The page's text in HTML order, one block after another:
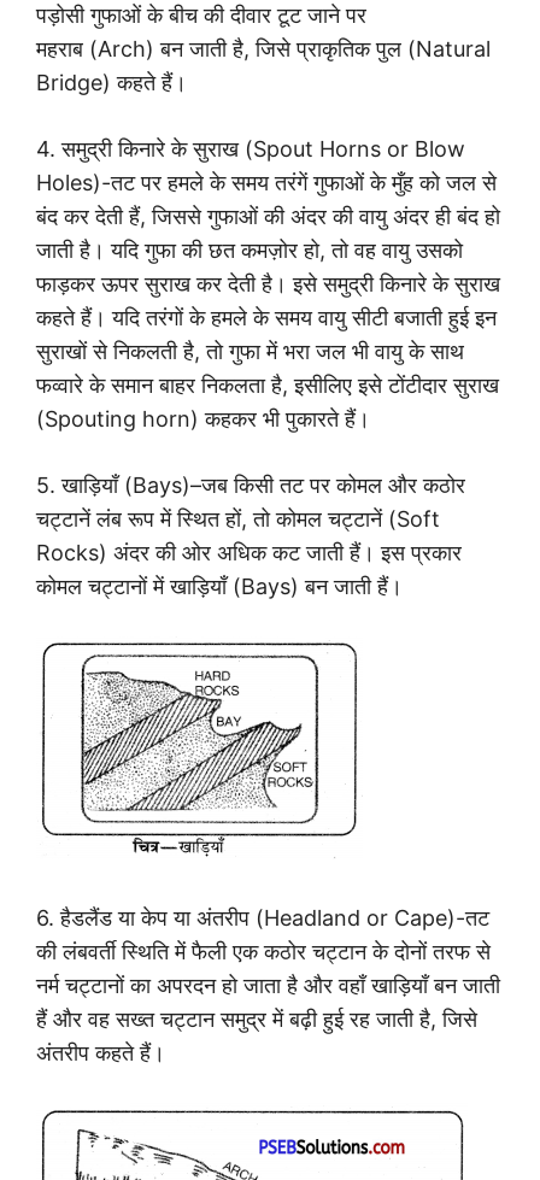
पड़ोसी गुफाओं के बीच की दीवार टूट जाने पर
महराब (Arch) बन जाती है, जिसे प्राकृतिक पुल (Natural
Bridge) कहते हैं।
4. समुद्री किनारे के सुराख (Spout Horns or Blow
Holes)-तट पर हमले के समय तरंगें गुफाओं के मुँह को जल से
बंद कर देती हैं, जिससे गुफाओं की अंदर की वायु अंदर ही बंद हो
जाती है। यदि गुफा की छत कमज़ोर हो, तो वह वायु उसको
फाड़कर ऊपर सुराख कर देती है। इसे समुद्री किनारे के सुराख
कहते हैं। यदि तरंगों के हमले के समय वायु सीटी बजाती हुई इन
सुराखों से निकलती है, तो गुफा में भरा जल भी वायु के साथ
फव्वारे के समान बाहर निकलता है, इसीलिए इसे टोंटीदार सुराख
(Spouting horn) कहकर भी पुकारते हैं।
5. खाड़ियाँ (Bays)–जब किसी तट पर कोमल और कठोर
चट्टानें लंब रूप में स्थित हों, तो कोमल चट्टानें (Soft
Rocks) अंदर की ओर अधिक कट जाती हैं। इस प्रकार
कोमल चट्टानों में खाड़ियाँ (Bays) बन जाती हैं।
6. हैडलैंड या केप या अंतरीप (Headland or Cape)-तट
की लंबवर्ती स्थिति में फैली एक कठोर चट्टान के दोनों तरफ से
नर्म चट्टानों का अपरदन हो जाता है और वहाँ खाड़ियाँ बन जाती
हैं और वह सख्त चट्टान समुद्र में बढ़ी हुई रह जाती है, जिसे
अंतरीप कहते हैं।